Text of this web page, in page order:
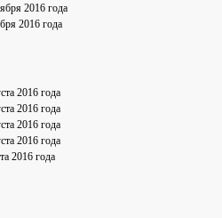
2016 года
2016 года
2016 года
2016 года
2016 года
2016 года
2016 года